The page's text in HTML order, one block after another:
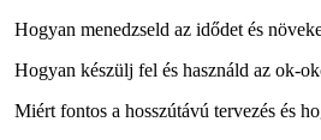
Hogyan menedzseld az idődet és
Hogyan készülj fel és használd az ok-
Miért fontos a hosszútávú tervezés és